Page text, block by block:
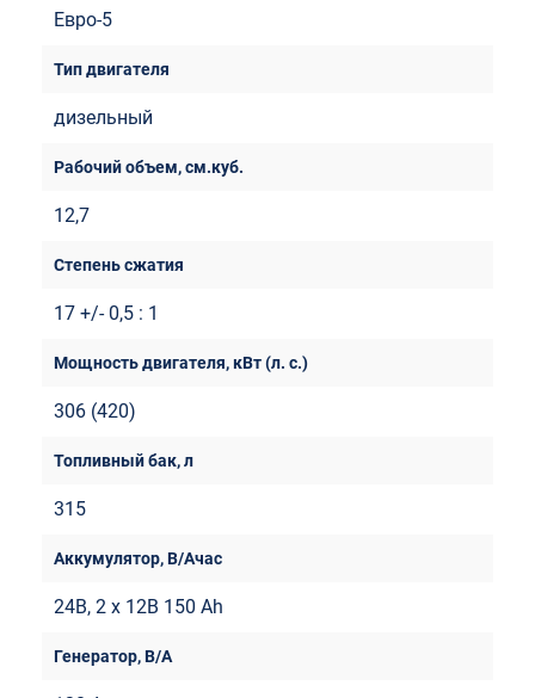
Евро-5
дизельный
12,7
17 +/- 0,5 : 1
306 (420)
315
24В, 2 x 12В 150 Ah